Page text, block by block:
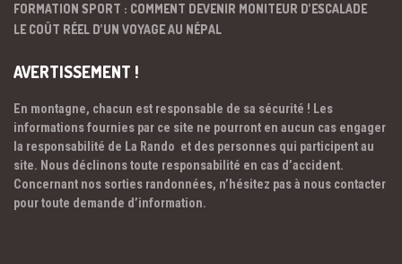
FORMATION SPORT : COMMENT DEVENIR MONITEUR D’ESCALADE
LE COÛT RÉEL D’UN VOYAGE AU NÉPAL
AVERTISSEMENT !
En montagne, chacun est responsable de sa sécurité ! Les
informations fournies par ce site ne pourront en aucun cas engager
la responsabilité de La Rando et des personnes qui participent au
site. Nous déclinons toute responsabilité en cas d’accident.
Concernant nos sorties randonnées, n’hésitez pas à nous contacter
pour toute demande d’information.